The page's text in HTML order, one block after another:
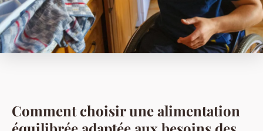
Comment choisir une alimentation